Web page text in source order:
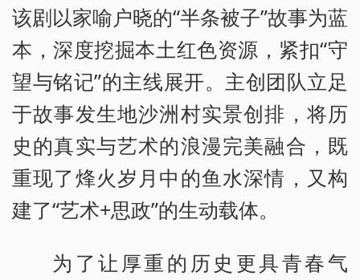
该剧以家喻户晓的“半条被子”故事为蓝
本，深度挖掘本土红色资源，紧扣“守
望与铭记”的主线展开。主创团队立足
于故事发生地沙洲村实景创排，将历
史的真实与艺术的浪漫完美融合，既
重现了烽火岁月中的鱼水深情，又构
建了“艺术+思政”的生动载体。
为了让厚重的历史更具青春气